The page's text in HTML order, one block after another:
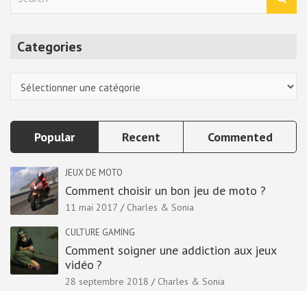
Categories
Popular Recent Commented
JEUX DE MOTO
Comment choisir un bon jeu de moto ?
11 mai 2017 Charles & Sonia
CULTURE GAMING
Comment soigner une addiction aux jeux
vidéo ?
28 septembre 2018 Charles & Sonia